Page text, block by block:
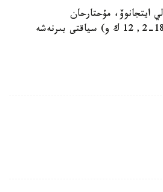
ايتجانوۆ، مۇحتارحان
دىلدابەكوۆ، نۇرجان سمانوۆ، سونداي- اق WBA چەمپيونى بەيبىت شۇمەنوۆ (18-2, 12 ك و) سياقتى بىرنەشە